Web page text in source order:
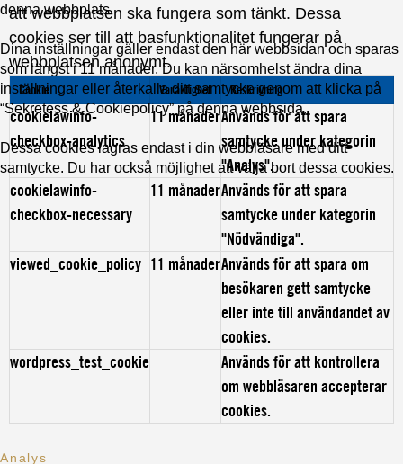
denna webbplats.
Dina inställningar gäller endast den här webbsidan och sparas
som längst i 11 månader. Du kan närsomhelst ändra dina
inställningar eller återkalla ditt samtycke genom att klicka på
“Sekretess & Cookiepolicy” på denna webbsida.
Dessa cookies lagras endast i din webbläsare med ditt
samtycke. Du har också möjlighet att välja bort dessa cookies.
att webbplatsen ska fungera som tänkt. Dessa
cookies ser till att basfunktionalitet fungerar på
webbplatsen anonymt.
Cookie Varaktighet Beskrivning
cookielawinfo-
checkbox-analytics
11 månaderAnvänds för att spara
samtycke under kategorin
"Analys".
cookielawinfo-
checkbox-necessary
11 månaderAnvänds för att spara
samtycke under kategorin
"Nödvändiga".
viewed_cookie_policy 11 månaderAnvänds för att spara om
besökaren gett samtycke
eller inte till användandet av
cookies.
wordpress_test_cookie
Används för att kontrollera
om webbläsaren accepterar
cookies.
Analys